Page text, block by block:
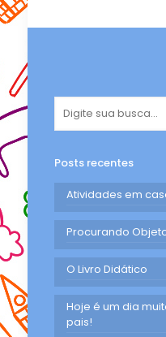
Posts recentes
Atividades em
Procurando
O Livro Didático
Hoje é um dia
pais!